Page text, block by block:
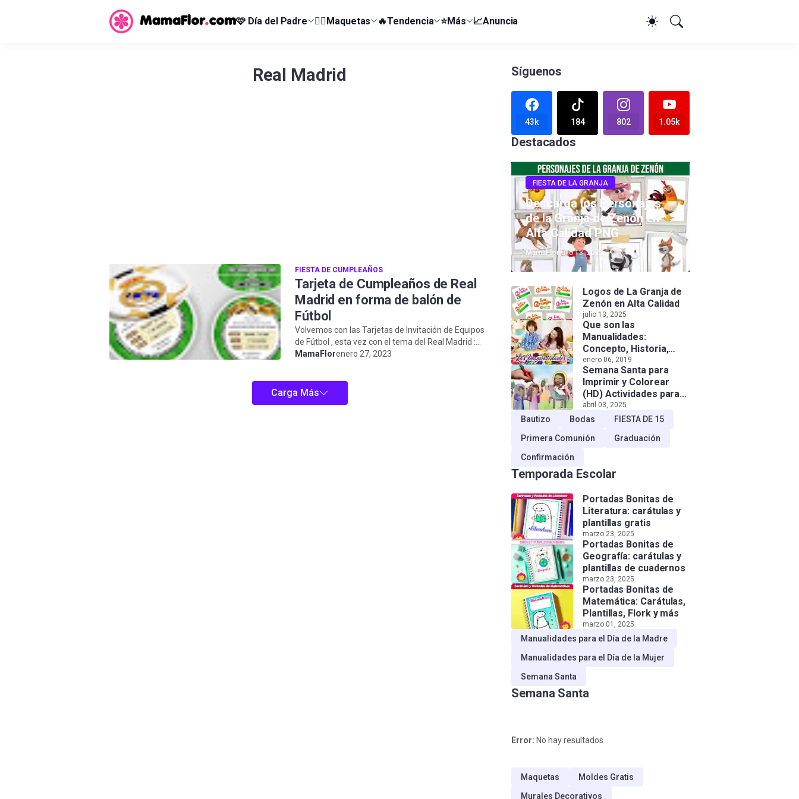
🩷 Día del Padre 👰‍♀️Maquetas 🔥Tendencia ⭐Más 📈Anuncia
Real Madrid
FIESTA DE CUMPLEAÑOS
Tarjeta de Cumpleaños de Real
Madrid en forma de balón de
Fútbol
Volvemos con las Tarjetas de Invitación de Equipos
de Fútbol , esta vez con el tema del Real Madrid :
uno de los clubes deportivos más impo...
MamaFlorenero 27, 2023
Carga Más
Síguenos
43k 184 802 1.05k
Destacados
FIESTA DE LA GRANJA
Descarga los Personajes
de la Granja de Zenón en
Alta Calidad PNG
MamaFlorjulio 13, 2025
Logos de La Granja de
Zenón en Alta Calidad
julio 13, 2025
Que son las
Manualidades:
Concepto, Historia,
Tipos e Importancia
enero 06, 2019
Semana Santa para
Imprimir y Colorear
(HD) Actividades para
Niños!
abril 03, 2025
Bautizo Bodas
FIESTA DE 15
Primera Comunión
Graduación
Confirmación
Temporada Escolar
Portadas Bonitas de
Literatura: carátulas y
plantillas gratis
marzo 23, 2025
Portadas Bonitas de
Geografía: carátulas y
plantillas de cuadernos
marzo 23, 2025
Portadas Bonitas de
Matemática: Carátulas,
Plantillas, Flork y más
marzo 01, 2025
Manualidades para el Día de la Madre
Manualidades para el Día de la Mujer
Semana Santa
Semana Santa
Error: No hay resultados
Maquetas
Moldes Gratis
Murales Decorativos